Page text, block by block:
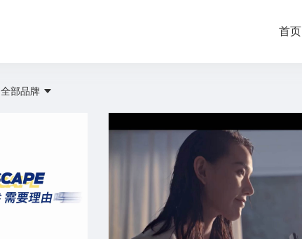
首页
全部品牌